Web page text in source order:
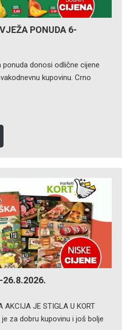
PONUDA 6-
ponuda donosi odlične cijene
kupovinu. Crno
AKCIJA JE STIGLA U KORT
je za dobru kupovinu i još bolje